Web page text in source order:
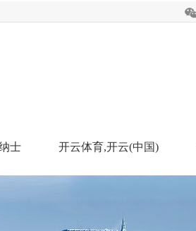
士 开云体育,开云(中国)